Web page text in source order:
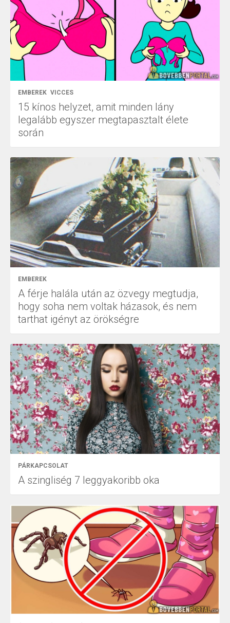
EMBEREK VICCES
15 kínos helyzet, amit minden lány
legalább egyszer megtapasztalt élete
során
EMBEREK
A férje halála után az özvegy megtudja,
hogy soha nem voltak házasok, és nem
tarthat igényt az örökségre
PÁRKAPCSOLAT
A szingliség 7 leggyakoribb oka